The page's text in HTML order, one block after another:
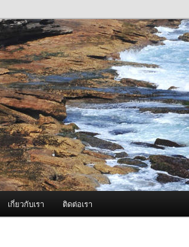
ควัน Best Fogger /
หล่
วยความจริงใจ
เกี่ยวกับเรา ติดต่อเรา